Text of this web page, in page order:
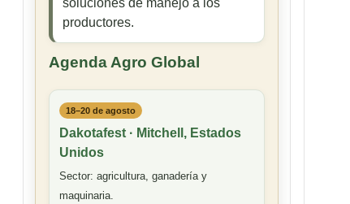
soluciones de manejo a los
productores.
Agenda Agro Global
18–20 de agosto
Dakotafest · Mitchell, Estados
Unidos
Sector: agricultura, ganadería y
maquinaria.